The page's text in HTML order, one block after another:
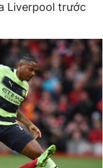
quảng cáo
Liverpool trước